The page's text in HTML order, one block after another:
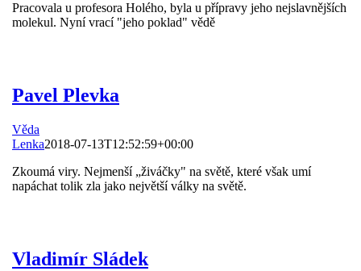
Pracovala u profesora Holého, byla u přípravy jeho nejslavnějších
molekul. Nyní vrací "jeho poklad" vědě
Pavel Plevka
Věda
Lenka2018-07-13T12:52:59+00:00
Zkoumá viry. Nejmenší „živáčky" na světě, které však umí
napáchat tolik zla jako největší války na světě.
Vladimír Sládek